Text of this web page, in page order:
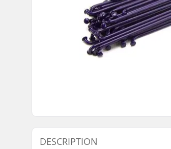
DESCRIPTION